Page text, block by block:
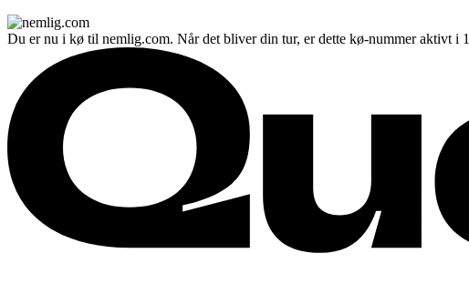
Du er nu i kø til nemlig.com. Når det bliver din tur, er dette kø-nummer aktivt i